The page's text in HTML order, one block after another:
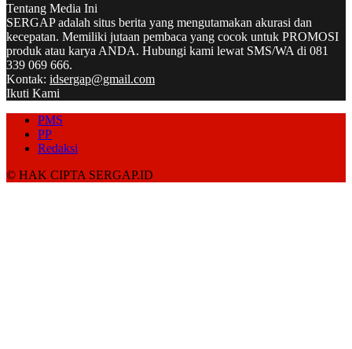
Tentang Media Ini
SERGAP adalah situs berita yang mengutamakan akurasi dan
kecepatan. Memiliki jutaan pembaca yang cocok untuk PROMOSI
produk atau karya ANDA. Hubungi kami lewat SMS/WA di 081
339 069 666.
Kontak: idsergap@gmail.com
Ikuti Kami
PMS
PP
Redaksi
© HAK CIPTA SERGAP.ID